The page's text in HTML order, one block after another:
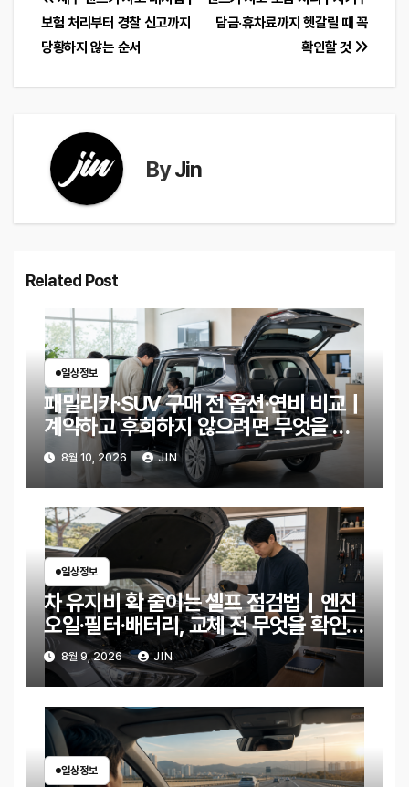
탐
색
담금·휴차료까지 헷갈릴 때 꼭
확인할 것
보험 처리부터 경찰 신고까지
당황하지 않는 순서
ByJin
Related Post
일상정보
패밀리카·SUV 구매 전 옵션·연비 비교｜
계약하고 후회하지 않으려면 무엇을 확
인해야 할까?
8월 10, 2026 JIN
일상정보
차 유지비 확 줄이는 셀프 점검법｜엔진
오일·필터·배터리, 교체 전 무엇을 확인할
까?8월 9, 2026 JIN
일상정보